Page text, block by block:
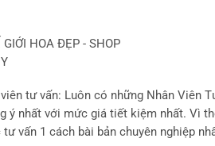
tư vấn: Luôn có những Nhân Viên
ý nhất với mức giá tiết kiệm nhất. Vì
tư vấn 1 cách bài bản chuyên nghiệp